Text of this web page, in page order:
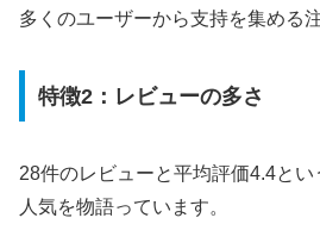
多くのユーザーから支持を集める
特徴2：レビューの多さ
28件のレビューと平均評価4.4と
人気を物語っています。